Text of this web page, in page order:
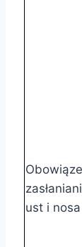
ust i nosa